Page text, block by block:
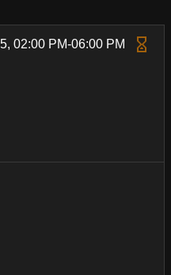
02:00 PM-06:00 PM